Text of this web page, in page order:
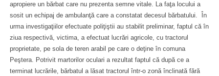
apropiere un bărbat care nu prezenta semne vitale. La faţa locului a
sosit un echipaj de ambulanţă care a constatat decesul bărbatului. În
urma investigaţiilor efectuate poliţiştii au stabilit preliminar, faptul că în
ziua respectivă, victima, a efectuat lucrări agricole, cu tractorul
proprietate, pe sola de teren arabil pe care o deţine în comuna
Peştera. Potrivit martorilor oculari a rezultat faptul că după ce a
terminat lucrările, bărbatul a lăsat tractorul într-o zonă înclinată fără